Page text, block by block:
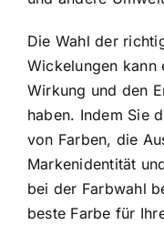
Die Wahl der
Wickelungen kann
Wirkung und den
haben. Indem Sie
von Farben, die
Markenidentität
bei der Farbwahl
beste Farbe für